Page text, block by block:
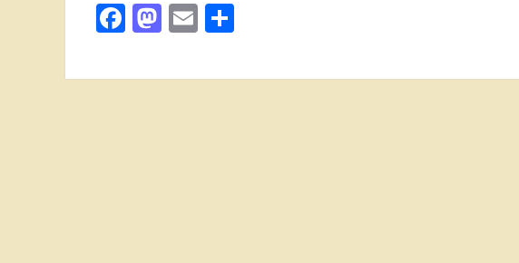
Facebook
Mastodon
Email